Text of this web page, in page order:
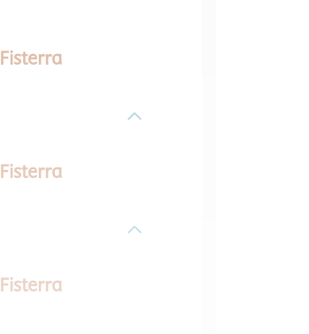
Fisterra
Fisterra
Fisterra